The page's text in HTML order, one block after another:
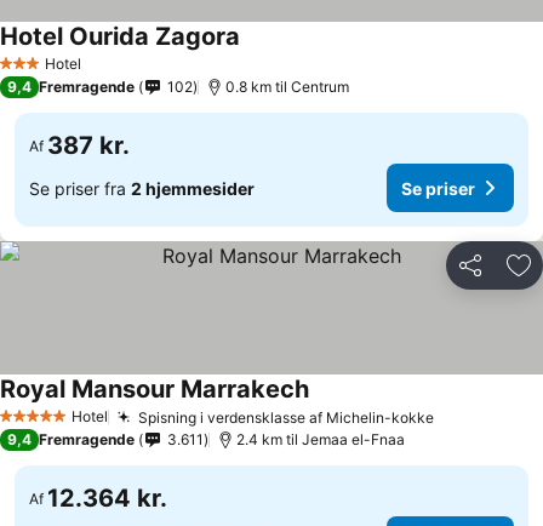
3 StjernerHotel
Hotel Ourida Zagora
9,4 Fremragende 102 0.8 km til Centrum
Af 387 kr.
Se priser fra 2 hjemmesider Se priser
Del
5 Stjerner Hotel Spisning i verdensklasse af Michelin-kokke
Royal Mansour Marrakech
9,4 Fremragende 3.611 2.4 km til Jemaa el-Fnaa
Af 12.364 kr.